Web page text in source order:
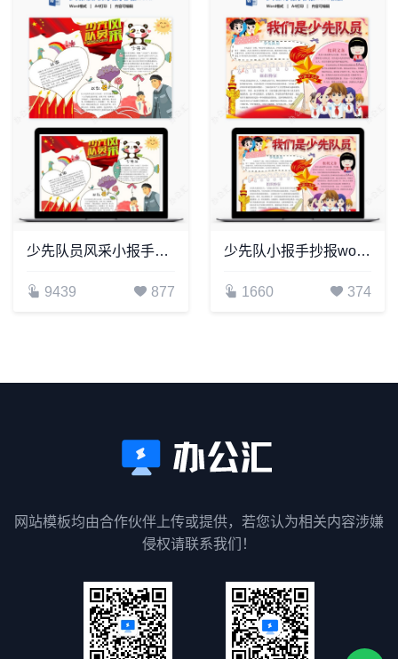
少先队员风采小报手抄报word模板
9439 877
少先队小报手抄报word模板(19)
1660 374
网站模板均由合作伙伴上传或提供，若您认为相关内容涉嫌
侵权请联系我们！